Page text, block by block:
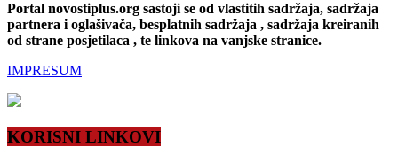
Portal novostiplus.org sastoji se od vlastitih sadržaja, sadržaja
partnera i oglašivača, besplatnih sadržaja , sadržaja kreiranih
od strane posjetilaca , te linkova na vanjske stranice.
IMPRESUM
KORISNI LINKOVI